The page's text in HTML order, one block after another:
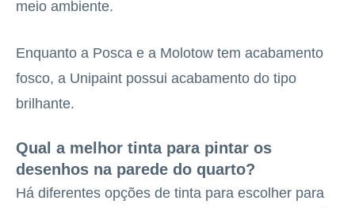
meio ambiente.
Enquanto a Posca e a Molotow tem acabamento
fosco, a Unipaint possui acabamento do tipo
brilhante.
Qual a melhor tinta para pintar os
desenhos na parede do quarto?
Há diferentes opções de tinta para escolher para